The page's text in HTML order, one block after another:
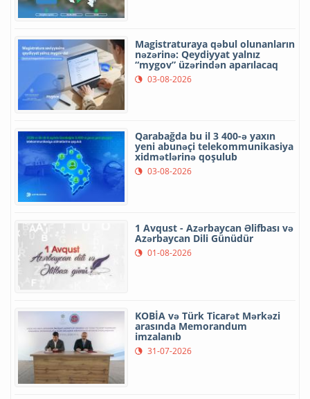
Magistraturaya qəbul olunanların
nəzərinə: Qeydiyyat yalnız
“mygov” üzərindən aparılacaq
03-08-2026
Qarabağda bu il 3 400-ə yaxın
yeni abunəçi telekommunikasiya
xidmətlərinə qoşulub
03-08-2026
1 Avqust - Azərbaycan Əlifbası və
Azərbaycan Dili Günüdür
01-08-2026
KOBİA və Türk Ticarət Mərkəzi
arasında Memorandum
imzalanıb
31-07-2026